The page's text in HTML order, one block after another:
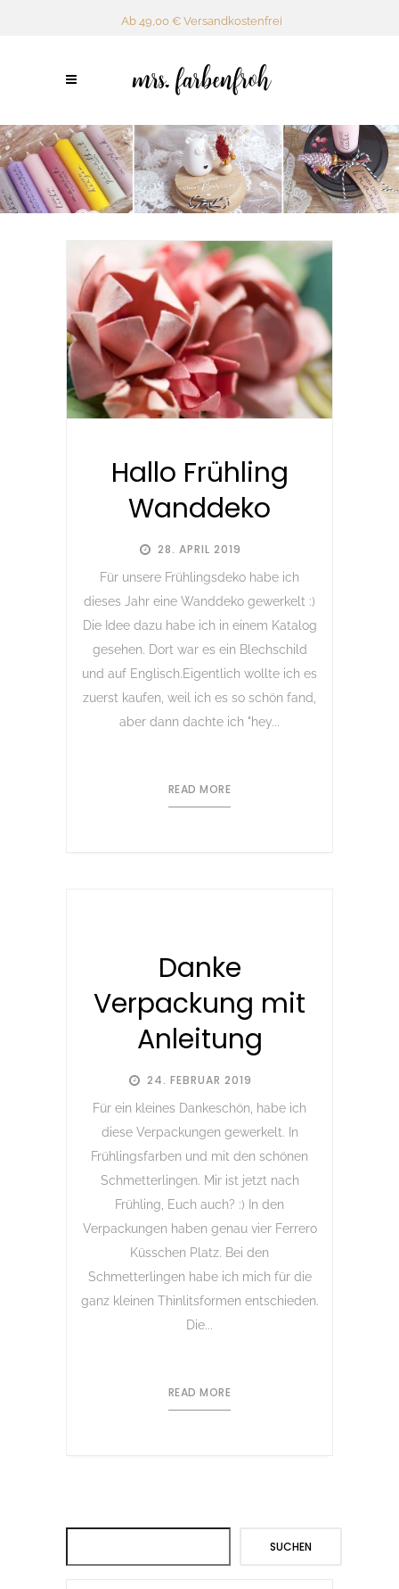
Ab 49,00 € Versandkostenfrei
28. APRIL 2019
Hallo Frühling
Wanddeko
Für unsere Frühlingsdeko habe ich
dieses Jahr eine Wanddeko gewerkelt :)
Die Idee dazu habe ich in einem Katalog
gesehen. Dort war es ein Blechschild
und auf Englisch.Eigentlich wollte ich es
zuerst kaufen, weil ich es so schön fand,
aber dann dachte ich "hey...
READ MORE
24. FEBRUAR 2019
Danke
Verpackung mit
Anleitung
Für ein kleines Dankeschön, habe ich
diese Verpackungen gewerkelt. In
Frühlingsfarben und mit den schönen
Schmetterlingen. Mir ist jetzt nach
Frühling, Euch auch? :) In den
Verpackungen haben genau vier Ferrero
Küsschen Platz. Bei den
Schmetterlingen habe ich mich für die
ganz kleinen Thinlitsformen entschieden.
Die...
READ MORE
SUCHEN